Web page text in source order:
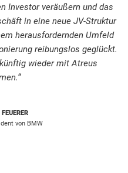
Investor veräußern und das
in eine neue JV-Struktur
herausfordernden Umfeld
reibungslos geglückt.
wieder mit Atreus
von BMW